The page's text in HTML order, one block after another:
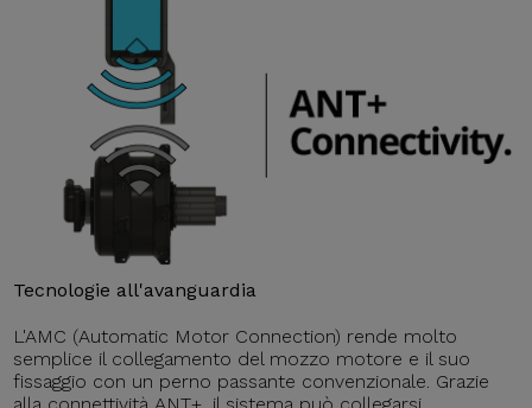
Tecnologie all'avanguardia
L'AMC (Automatic Motor Connection) rende molto
semplice il collegamento del mozzo motore e il suo
fissaggio con un perno passante convenzionale. Grazie